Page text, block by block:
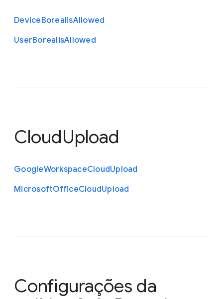
DeviceBorealisAllowed
UserBorealisAllowed
CloudUpload
GoogleWorkspaceCloudUpload
MicrosoftOfficeCloudUpload
Configurações da